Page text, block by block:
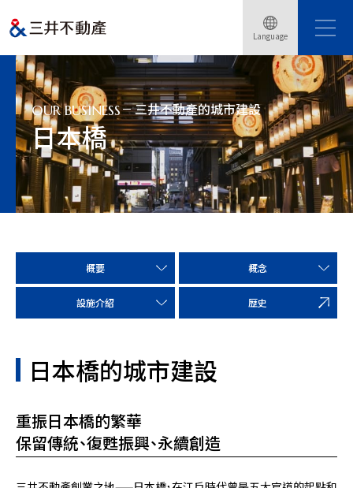
Language
Home 日本橋
OUR BUSINESS 三井不動產的城市建設
日本橋
概要 概念
設施介紹 歴史
日本橋的城市建設
重振日本橋的繁華
保留傳統、復甦振興、永續創造